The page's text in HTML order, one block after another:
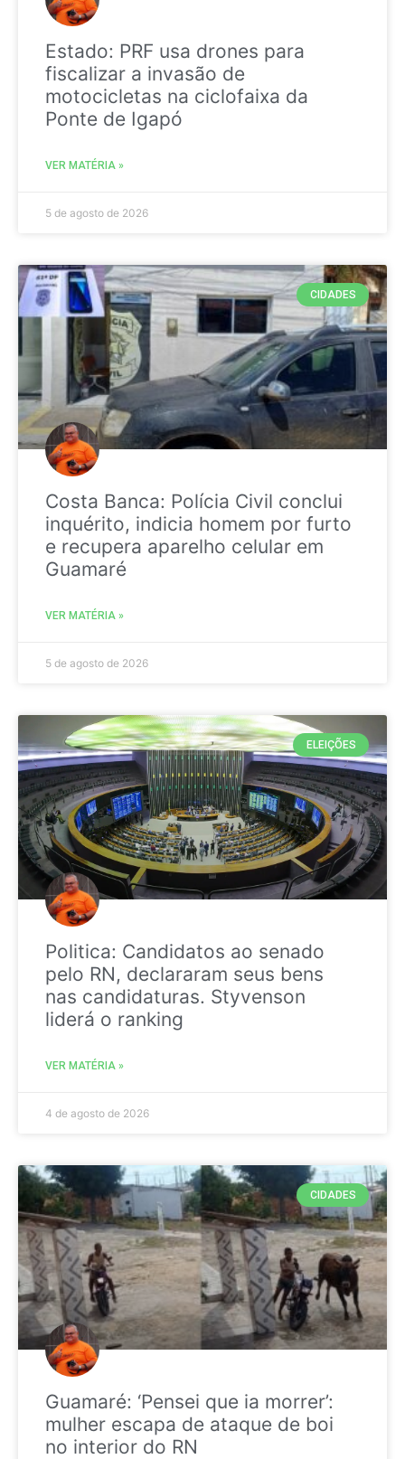
Estado: PRF usa drones para
fiscalizar a invasão de
motocicletas na ciclofaixa da
Ponte de Igapó
VER MATÉRIA »
5 de agosto de 2026
CIDADES
Costa Banca: Polícia Civil conclui
inquérito, indicia homem por furto
e recupera aparelho celular em
Guamaré
VER MATÉRIA »
5 de agosto de 2026
ELEIÇÕES
Politica: Candidatos ao senado
pelo RN, declararam seus bens
nas candidaturas. Styvenson
liderá o ranking
VER MATÉRIA »
4 de agosto de 2026
CIDADES
Guamaré: ‘Pensei que ia morrer’:
mulher escapa de ataque de boi
no interior do RN